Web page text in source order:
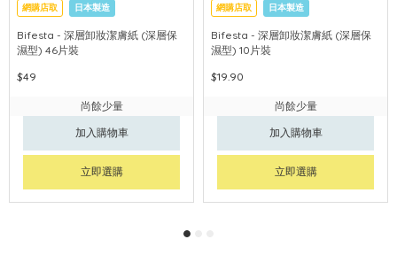
網購店取 日本製造
Bifesta - 深層卸妝潔膚紙 (深層保
濕型) 46片裝
$49
尚餘少量
加入購物車
立即選購
網購店取 日本製造
Bifesta - 深層卸妝潔膚紙 (深層保
濕型) 10片裝
$19.90
尚餘少量
加入購物車
立即選購